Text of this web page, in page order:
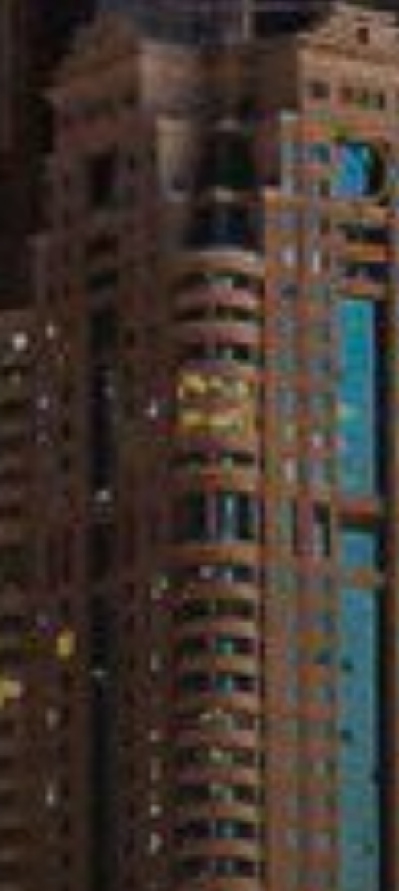
Аренда
Продажа
Новостройки
AX Journal
Агенты
About Us